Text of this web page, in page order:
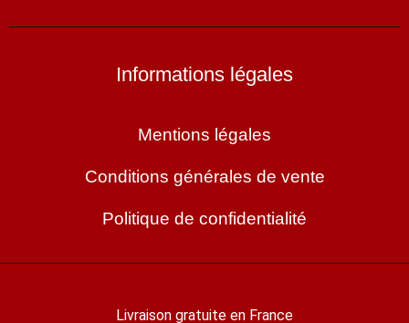
Informations légales
Mentions légales
Conditions générales de vente
Politique de confidentialité
Livraison gratuite en France